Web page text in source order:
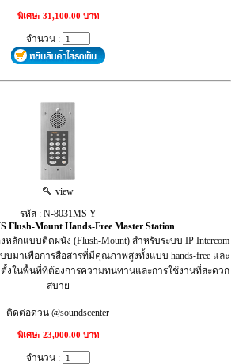
พิเศษ: 31,100.00 บาท
จำนวน :
view
รหัส : N-8031MS Y
Flush-Mount Hands-Free Master Station
หลักแบบติดผนัง (Flush-Mount) สำหรับระบบ IP Intercom
บมาเพื่อการสื่อสารที่มีคุณภาพสูงทั้งแบบ hands-free และ
ตั้งในพื้นที่ที่ต้องการความทนทานและการใช้งานที่สะดวก
สบาย
ติดต่อด่วน @soundscenter
พิเศษ: 23,000.00 บาท
จำนวน :